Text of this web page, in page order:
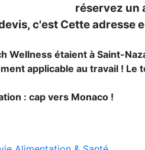
réservez un
c'est Cette adresse
Wellness étaient à Saint-
applicable au travail ! Le
: cap vers Monaco !